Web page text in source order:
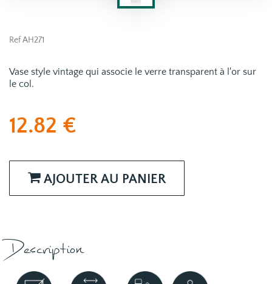
Ref AH271
Vase style vintage qui associe le verre transparent à l'or sur
le col.
12.82 €
AJOUTER AU PANIER
Description